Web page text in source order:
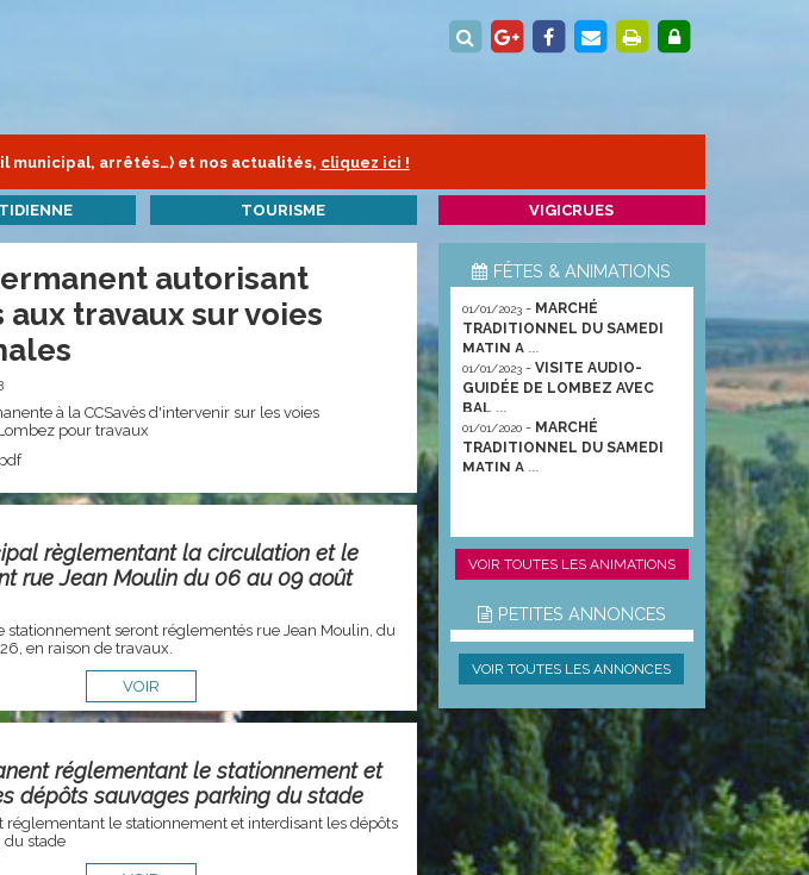
municipal, arrêtés…) et nos actualités, cliquez ici !
TOURISME VIGICRUES
autorisant
aux travaux sur voies
à la CCSavès d'intervenir sur les voies
pour travaux
règlementant la circulation et le
rue Jean Moulin du 06 au 09 août
stationnement seront réglementés rue Jean Moulin, du
en raison de travaux.
VOIR
réglementant le stationnement et
dépôts sauvages parking du stade
réglementant le stationnement et interdisant les dépôts
du stade
FÊTES & ANIMATIONS
01/01/2023- MARCHÉ
TRADITIONNEL DU SAMEDI
MATIN A ...
01/01/2023- VISITE AUDIO-
GUIDÉE DE LOMBEZ AVEC
BAL ...
01/01/2020- MARCHÉ
TRADITIONNEL DU SAMEDI
MATIN A ...
VOIR TOUTES LES ANIMATIONS
PETITES ANNONCES
VOIR TOUTES LES ANNONCES